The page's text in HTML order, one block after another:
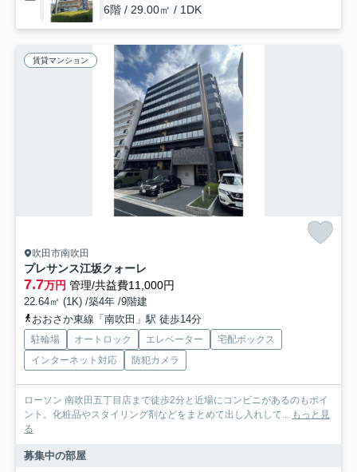
6階 / 29.00㎡ / 1DK
賃貸マンション
吹田市南吹田
プレサンス江坂クォーレ
7.7万円 管理/共益費11,000円
22.64㎡ (1K) /築4年 /9階建
おおさか東線「南吹田」駅 徒歩14分
駐輪場 オートロック エレベーター
宅配ボックス
インターネット対応
防犯カメラ
ローソン 南吹田五丁目店まで徒歩2分と近場にコンビニがあるのもポイ
ント。化粧品やスタイリング剤などをまとめて出し入れして... もっと見
る
募集中の部屋